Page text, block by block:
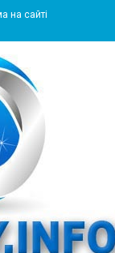
на сайті
Южный